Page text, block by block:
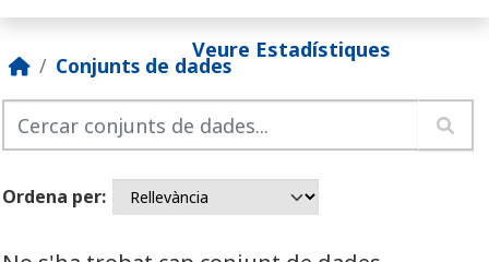
Veure Estadístiques
Conjunts de dades
Ordena per